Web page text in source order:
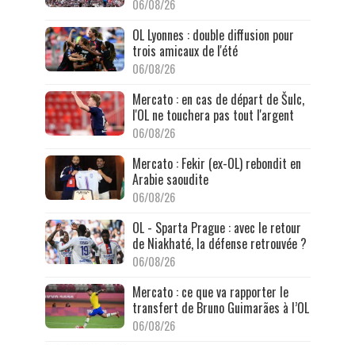
06/08/26
OL Lyonnes : double diffusion pour
trois amicaux de l'été
06/08/26
Mercato : en cas de départ de Šulc,
l'OL ne touchera pas tout l'argent
06/08/26
Mercato : Fekir (ex-OL) rebondit en
Arabie saoudite
06/08/26
OL - Sparta Prague : avec le retour
de Niakhaté, la défense retrouvée ?
06/08/26
Mercato : ce que va rapporter le
transfert de Bruno Guimarães à l’OL
06/08/26